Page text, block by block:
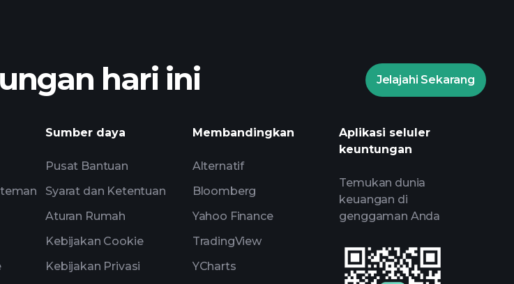
Turnamen Playtrade
Portofolio Miliarder
hari ini Jelajahi Sekarang
Sumber daya
Pusat Bantuan
Syarat dan Ketentuan
Aturan Rumah
Kebijakan Cookie
Kebijakan Privasi
Membandingkan
Alternatif
Bloomberg
Yahoo Finance
TradingView
YCharts
Aplikasi seluler
keuntungan
Temukan dunia
keuangan di
genggaman Anda